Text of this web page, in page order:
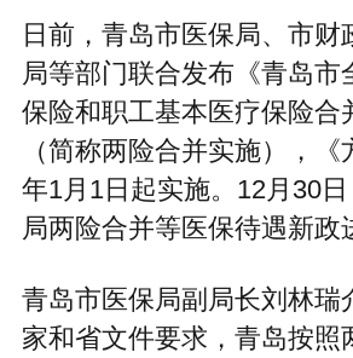
日前，青岛市医保局、市财
局等部门联合发布《青岛市
保险和职工基本医疗保险合
（简称两险合并实施），
年1月1日起实施。12月30
局两险合并等医保待遇新政
青岛市医保局副局长刘林瑞
家和省文件要求，青岛按照